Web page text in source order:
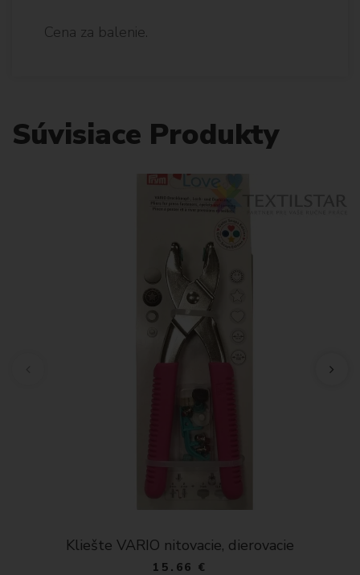
Cena za balenie.
Súvisiace Produkty
Kliešte VARIO nitovacie, dierovacie
15.66 €